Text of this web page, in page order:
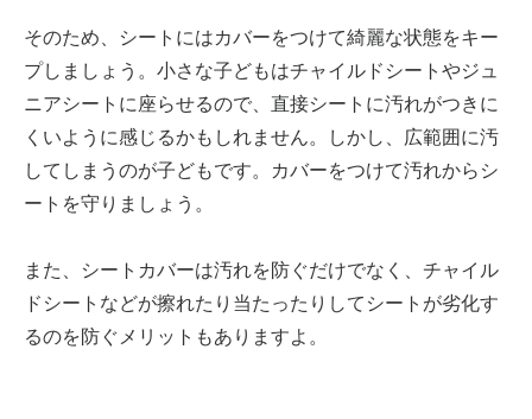
そのため、シートにはカバーをつけて綺麗な状態をキー
プしましょう。小さな子どもはチャイルドシートやジュ
ニアシートに座らせるので、直接シートに汚れがつきに
くいように感じるかもしれません。しかし、広範囲に汚
してしまうのが子どもです。カバーをつけて汚れからシ
ートを守りましょう。
また、シートカバーは汚れを防ぐだけでなく、チャイル
ドシートなどが擦れたり当たったりしてシートが劣化す
るのを防ぐメリットもありますよ。